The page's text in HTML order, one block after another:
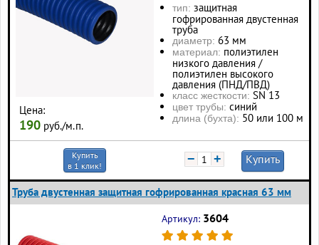
Цена:
190 руб./м.п.
тип: защитная
гофрированная двустенная
труба
диаметр: 63 мм
материал: полиэтилен
низкого давления /
полиэтилен высокого
давления (ПНД/ПВД)
класс жесткости: SN 13
цвет трубы: синий
длина (бухта): 50 или 100 м
Купить
в 1 клик!
− + Купить
Труба двустенная защитная гофрированная красная 63 мм
Артикул: 3604